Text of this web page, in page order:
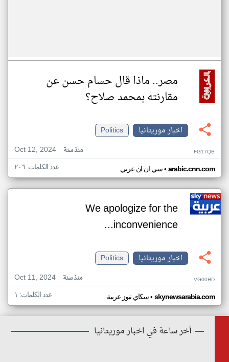
مصر.. ماذا قال حسام حسن عن
مقارنته بمحمد صلاح؟
اخبار موريتانيا
Politics
Oct 12, 2024
منذ سنة FG17QB
سي ان ان عربي• arabic.cnn.com عدد الكلمات: ٢٠٦
We apologize for the
inconvenience...
اخبار موريتانيا
Politics
Oct 11, 2024
منذ سنة VG00HD
سكاي نيوز عربية• skynewsarabia.com عدد الكلمات: ١
أخر ساعة في اخبار موريتانيا